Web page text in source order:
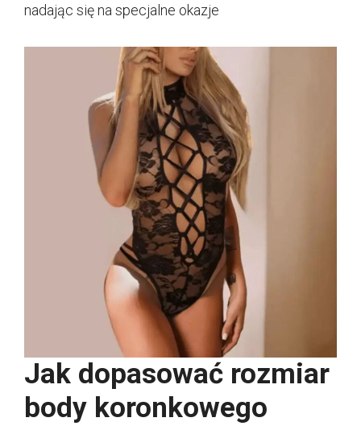
nadając się na specjalne okazje
Jak dopasować rozmiar
body koronkowego